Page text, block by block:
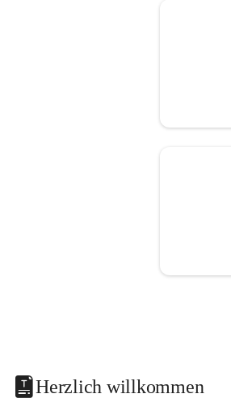
Herzlich willkommen